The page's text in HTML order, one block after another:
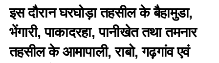
इस दौरान घरघोड़ा तहसील के बैहामुडा,
भेंगारी, पाकादरहा, पानीखेत तथा तमनार
तहसील के आमापाली, राबो, गढ़गांव एवं